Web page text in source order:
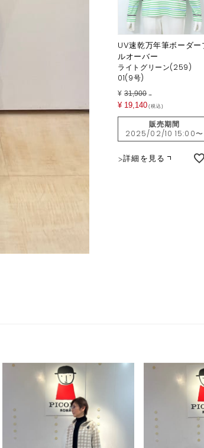
UV速乾万年筆ボーダー
ルオーバー
01(9号)
ライトグリーン(259)
¥ 31,900 →
¥ 19,140 税込
販売期間
2025/02/10 15:00〜
詳細を見る